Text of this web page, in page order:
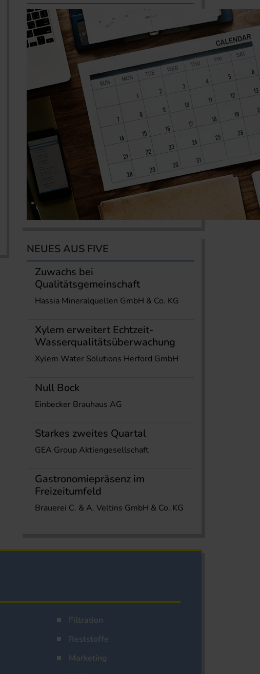
NEUES AUS FIVE
Zuwachs bei
Qualitätsgemeinschaft
Hassia Mineralquellen GmbH & Co. KG
Xylem erweitert Echtzeit-
Wasserqualitätsüberwachung
Xylem Water Solutions Herford GmbH
Null Bock
Einbecker Brauhaus AG
Starkes zweites Quartal
GEA Group Aktiengesellschaft
Gastronomiepräsenz im
Freizeitumfeld
Brauerei C. & A. Veltins GmbH & Co. KG
Filtration
Reststoffe
Marketing